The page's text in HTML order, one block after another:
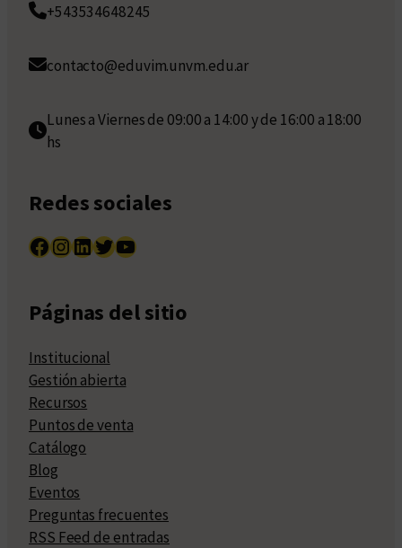
+543534648245
contacto@eduvim.unvm.edu.ar
Lunes a Viernes de 09:00 a 14:00 y de 16:00 a 18:00
hs
Redes sociales
Facebook InstagramLinkedIn Twitter YouTube
Páginas del sitio
Institucional
Gestión abierta
Recursos
Puntos de venta
Catálogo
Blog
Eventos
Preguntas frecuentes
RSS Feed de entradas